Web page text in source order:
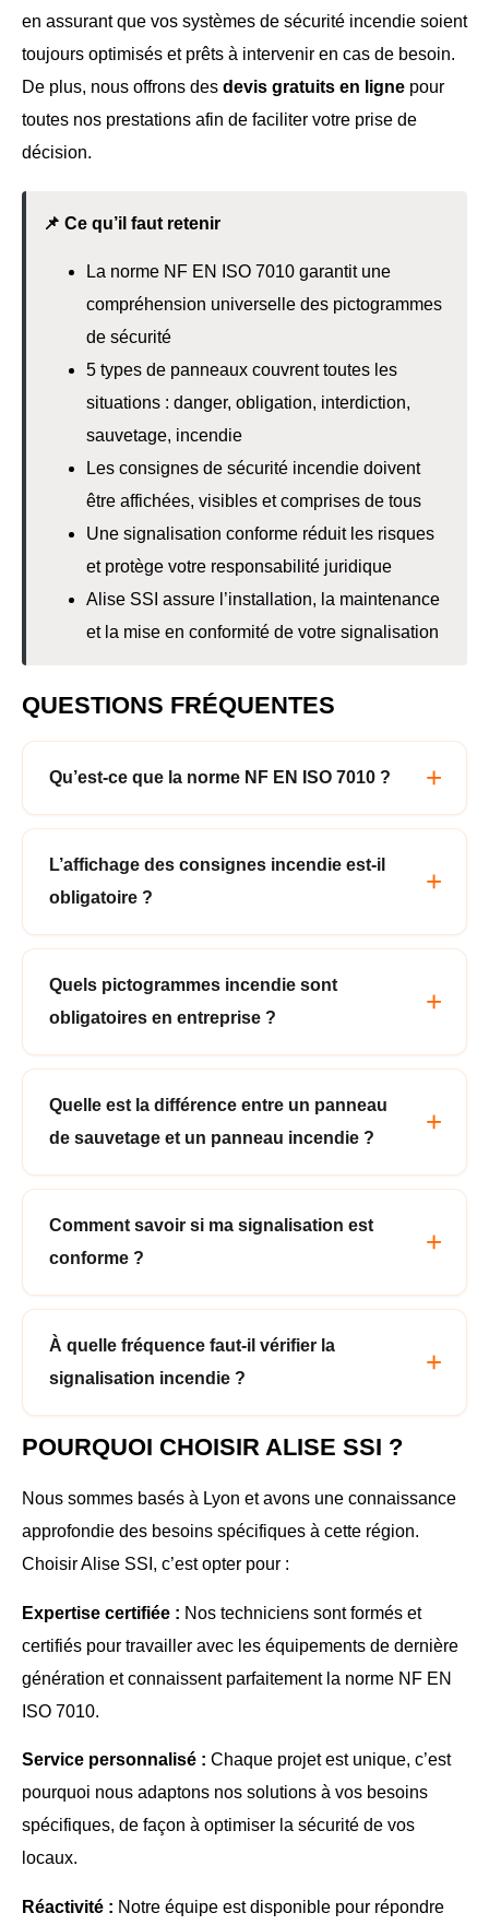
en assurant que vos systèmes de sécurité incendie soient
toujours optimisés et prêts à intervenir en cas de besoin.
De plus, nous offrons des devis gratuits en ligne pour
toutes nos prestations afin de faciliter votre prise de
décision.
📌 Ce qu’il faut retenir
La norme NF EN ISO 7010 garantit une
compréhension universelle des pictogrammes
de sécurité
5 types de panneaux couvrent toutes les
situations : danger, obligation, interdiction,
sauvetage, incendie
Les consignes de sécurité incendie doivent
être affichées, visibles et comprises de tous
Une signalisation conforme réduit les risques
et protège votre responsabilité juridique
Alise SSI assure l’installation, la maintenance
et la mise en conformité de votre signalisation
QUESTIONS FRÉQUENTES
Qu’est-ce que la norme NF EN ISO 7010 ?
L’affichage des consignes incendie est-il
obligatoire ?
Quels pictogrammes incendie sont
obligatoires en entreprise ?
Quelle est la différence entre un panneau
de sauvetage et un panneau incendie ?
Comment savoir si ma signalisation est
conforme ?
À quelle fréquence faut-il vérifier la
signalisation incendie ?
POURQUOI CHOISIR ALISE SSI ?
Nous sommes basés à Lyon et avons une connaissance
approfondie des besoins spécifiques à cette région.
Choisir Alise SSI, c’est opter pour :
Expertise certifiée : Nos techniciens sont formés et
certifiés pour travailler avec les équipements de dernière
génération et connaissent parfaitement la norme NF EN
ISO 7010.
Service personnalisé : Chaque projet est unique, c’est
pourquoi nous adaptons nos solutions à vos besoins
spécifiques, de façon à optimiser la sécurité de vos
locaux.
Réactivité : Notre équipe est disponible pour répondre